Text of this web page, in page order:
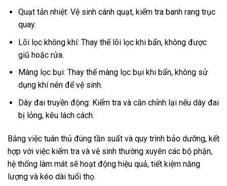
Quạt tản nhiệt: Vệ sinh cánh quạt, kiểm tra banh rang trục
quay.
Lõi lọc không khí: Thay thế lõi lọc khi bẩn, không được
giũ hoặc rửa.
Màng lọc bụi: Thay thế màng lọc bụi khi bẩn, không sử
dụng khí nén để vệ sinh.
Dây đai truyền động: Kiểm tra và căn chỉnh lại nếu dây đai
bị lỏng, kêu lách cách.
Bằng việc tuân thủ đúng tần suất và quy trình bảo dưỡng, kết
hợp với việc kiểm tra và vệ sinh thường xuyên các bộ phận,
hệ thống làm mát sẽ hoạt động hiệu quả, tiết kiệm năng
lượng và kéo dài tuổi thọ.